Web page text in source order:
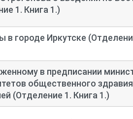
1. Книга 1.)
в городе Иркутске
в предписании
общественного
(Отделение 1. Книга 1.)